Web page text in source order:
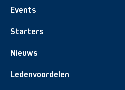
Events
Starters
Nieuws
Ledenvoordelen